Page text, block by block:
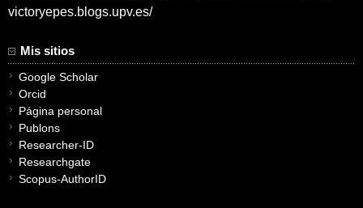
victoryepes.blogs.upv.es/
Mis sitios
Google Scholar
Orcid
Página personal
Publons
Researcher-ID
Researchgate
Scopus-AuthorID